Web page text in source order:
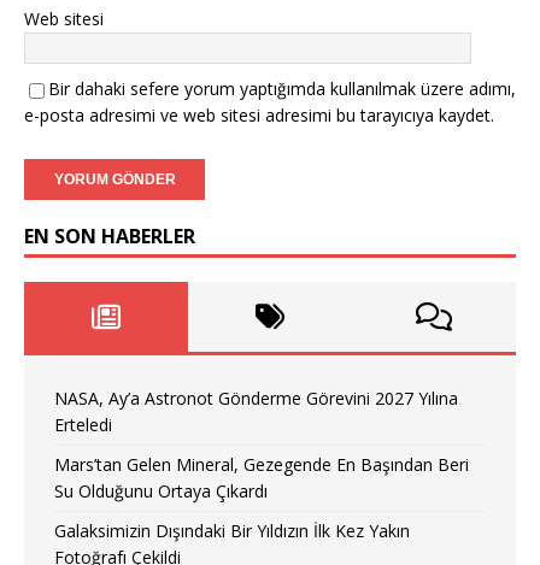
Web sitesi
Bir dahaki sefere yorum yaptığımda kullanılmak üzere adımı,
e-posta adresimi ve web sitesi adresimi bu tarayıcıya kaydet.
EN SON HABERLER
NASA, Ay’a Astronot Gönderme Görevini 2027 Yılına
Erteledi
Mars’tan Gelen Mineral, Gezegende En Başından Beri
Su Olduğunu Ortaya Çıkardı
Galaksimizin Dışındaki Bir Yıldızın İlk Kez Yakın
Fotoğrafı Çekildi